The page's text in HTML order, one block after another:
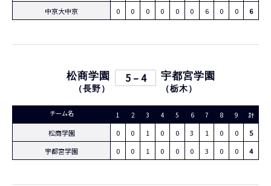
中京大中京
0 0 0 0 0 0 6 0 0 6
松商学園
（長野 ）
5 – 4 宇都宮学園
（栃木 ）
チーム名 1 2 3 4 5 6 7 8 9 計
松商学園 0 0 1 0 0 3 1 0 0
5
宇都宮学園
0 0 1 0 0 0 3 0 0 4